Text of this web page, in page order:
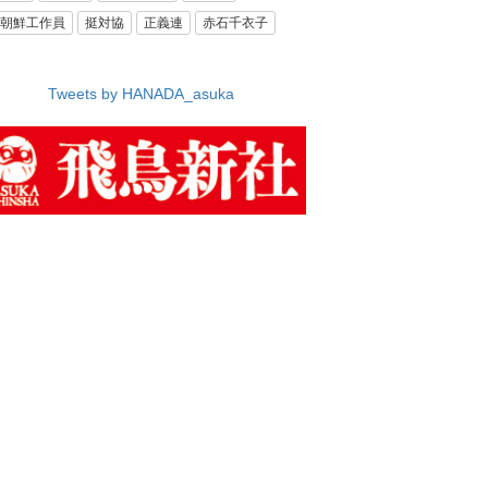
鮮工作員 挺対協 正義連 赤石千衣子
Tweets by HANADA_asuka